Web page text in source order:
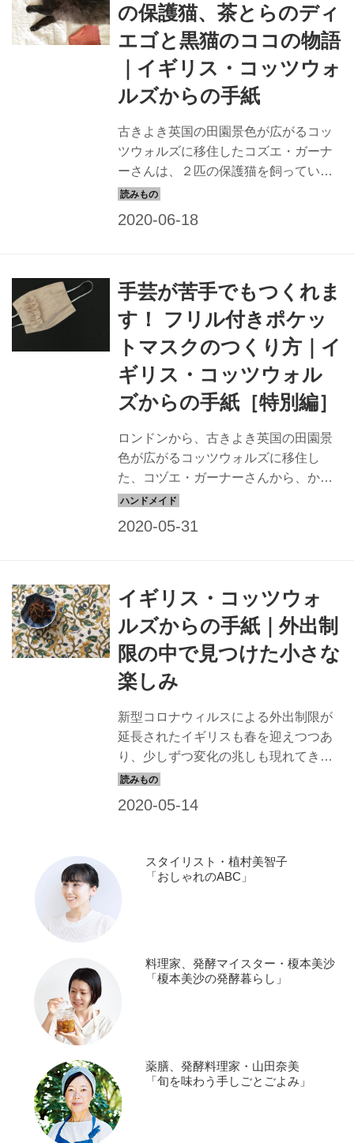
の保護猫、茶とらのディ
エゴと黒猫のココの物語
｜イギリス・コッツウォ
ルズからの手紙
古きよき英国の田園景色が広がるコッ
ツウォルズに移住したコズエ・ガーナ
ーさんは、２匹の保護猫を飼っていま
す。保護猫と出合ったのは、保護団体
のんびりした毎日をお楽しみくださ
い。
手芸が苦手でもつくれま
す！ フリル付きポケッ
トマスクのつくり方｜イ
ギリス・コッツウォル
ズからの手紙［特別編］
ロンドンから、古きよき英国の田園景
色が広がるコッツウォルズに移住し
た、コヅエ・ガーナーさんから、かわ
いいマスクのつくり方を教えてもらい
イギリス・コッツウォ
ルズからの手紙｜外出制
限の中で見つけた小さな
楽しみ
新型コロナウィルスによる外出制限が
延長されたイギリスも春を迎えつつあ
り、少しずつ変化の兆しも現れてきま
した。ロンドンから、古きよき英国の
いて、綴ってもらいました。
スタイリスト・植村美智子
「おしゃれのABC」
料理家、発酵マイスター・榎本美沙
「榎本美沙の発酵暮らし」
薬膳、発酵料理家・山田奈美
「旬を味わう手しごとごよみ」